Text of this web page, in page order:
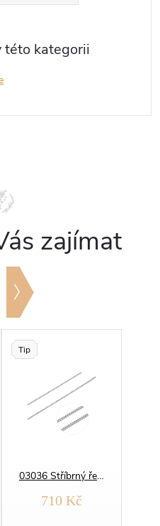
této kategorii
zajímat
Tip
03036 Stříbrný řetízek PANCER 040
710 Kč